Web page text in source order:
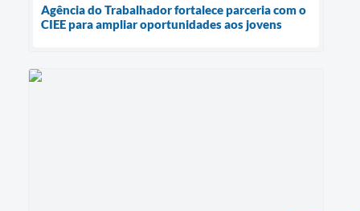
Agência do Trabalhador fortalece parceria com o
CIEE para ampliar oportunidades aos jovens